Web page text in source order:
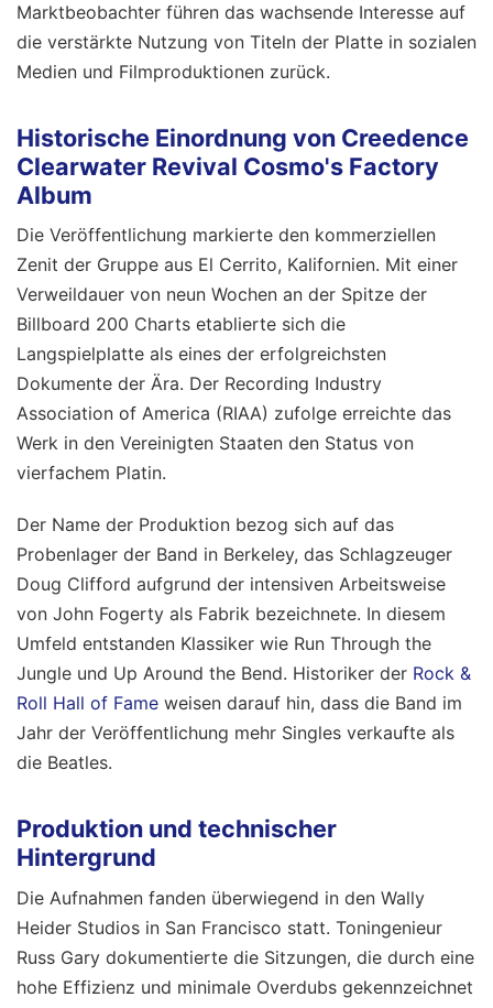
Marktbeobachter führen das wachsende Interesse auf
die verstärkte Nutzung von Titeln der Platte in sozialen
Medien und Filmproduktionen zurück.
Historische Einordnung von Creedence
Clearwater Revival Cosmo's Factory
Album
Die Veröffentlichung markierte den kommerziellen
Zenit der Gruppe aus El Cerrito, Kalifornien. Mit einer
Verweildauer von neun Wochen an der Spitze der
Billboard 200 Charts etablierte sich die
Langspielplatte als eines der erfolgreichsten
Dokumente der Ära. Der Recording Industry
Association of America (RIAA) zufolge erreichte das
Werk in den Vereinigten Staaten den Status von
vierfachem Platin.
Der Name der Produktion bezog sich auf das
Probenlager der Band in Berkeley, das Schlagzeuger
Doug Clifford aufgrund der intensiven Arbeitsweise
von John Fogerty als Fabrik bezeichnete. In diesem
Umfeld entstanden Klassiker wie Run Through the
Jungle und Up Around the Bend. Historiker der Rock &
Roll Hall of Fame weisen darauf hin, dass die Band im
Jahr der Veröffentlichung mehr Singles verkaufte als
die Beatles.
Produktion und technischer
Hintergrund
Die Aufnahmen fanden überwiegend in den Wally
Heider Studios in San Francisco statt. Toningenieur
Russ Gary dokumentierte die Sitzungen, die durch eine
hohe Effizienz und minimale Overdubs gekennzeichnet